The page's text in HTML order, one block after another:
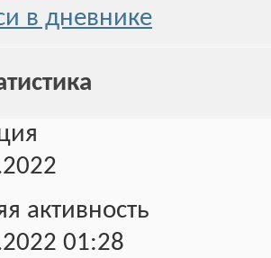
в дневнике
активность
01:28